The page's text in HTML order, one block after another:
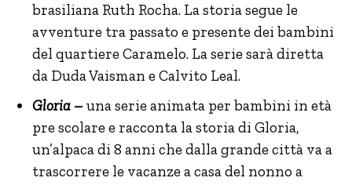
brasiliana Ruth Rocha. La storia segue le
avventure tra passato e presente dei bambini
del quartiere Caramelo. La serie sarà diretta
da Duda Vaisman e Calvito Leal.
Gloria –una serie animata per bambini in età
pre scolare e racconta la storia di Gloria,
un’alpaca di 8 anni che dalla grande città va a
trascorrere le vacanze a casa del nonno a